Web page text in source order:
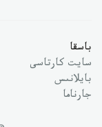
باسقا
سايت كارتاسى
بايلانىس
جارناما